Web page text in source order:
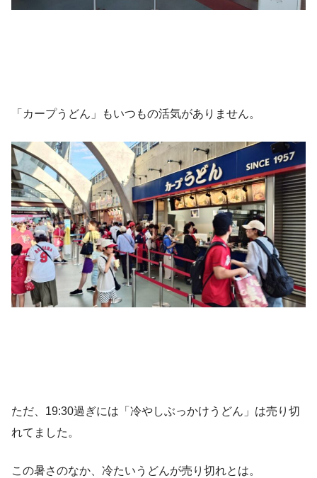
「カープうどん」もいつもの活気がありません。
ただ、19:30過ぎには「冷やしぶっかけうどん」は売り切
れてました。
この暑さのなか、冷たいうどんが売り切れとは。